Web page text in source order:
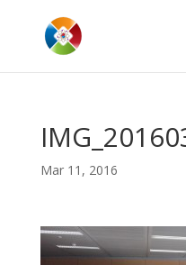
Mar 11, 2016